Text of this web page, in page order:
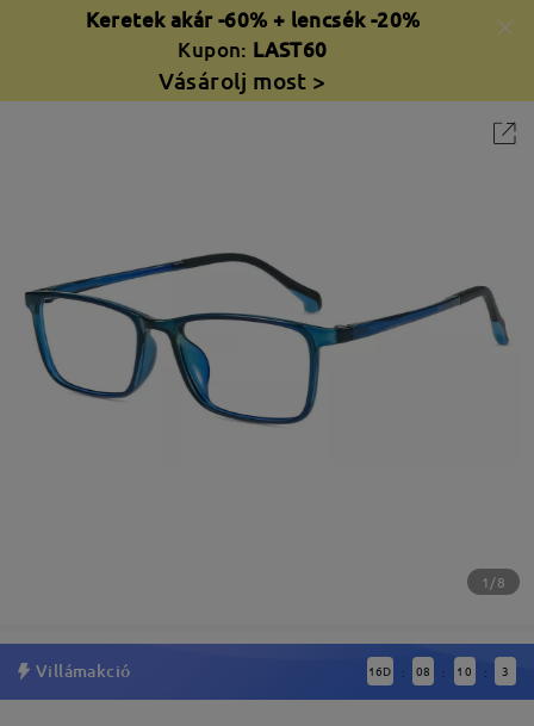
Keretek akár -60% + lencsék -20%
Kupon: LAST60
Vásárolj most >
1/8
Villámakció 16D : 08 : 10 : 3